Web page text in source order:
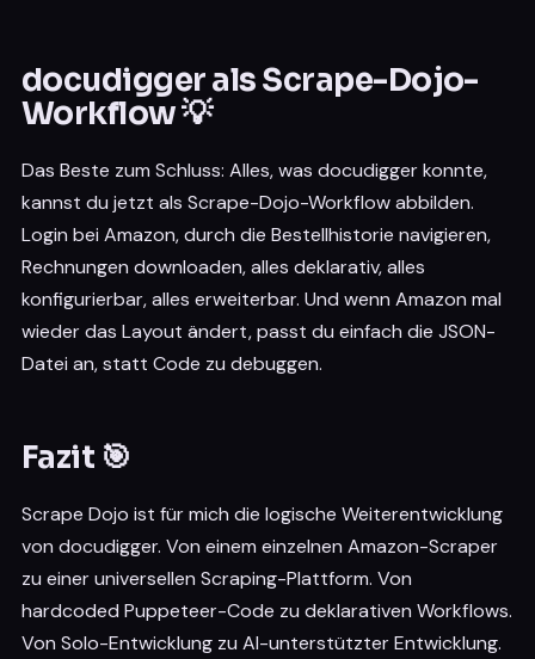
docudigger als Scrape-Dojo-
Workflow 💡
Das Beste zum Schluss: Alles, was docudigger konnte,
kannst du jetzt als Scrape-Dojo-Workflow abbilden.
Login bei Amazon, durch die Bestellhistorie navigieren,
Rechnungen downloaden, alles deklarativ, alles
konfigurierbar, alles erweiterbar. Und wenn Amazon mal
wieder das Layout ändert, passt du einfach die JSON-
Datei an, statt Code zu debuggen.
Fazit 🎯
Scrape Dojo ist für mich die logische Weiterentwicklung
von docudigger. Von einem einzelnen Amazon-Scraper
zu einer universellen Scraping-Plattform. Von
hardcoded Puppeteer-Code zu deklarativen Workflows.
Von Solo-Entwicklung zu AI-unterstützter Entwicklung.